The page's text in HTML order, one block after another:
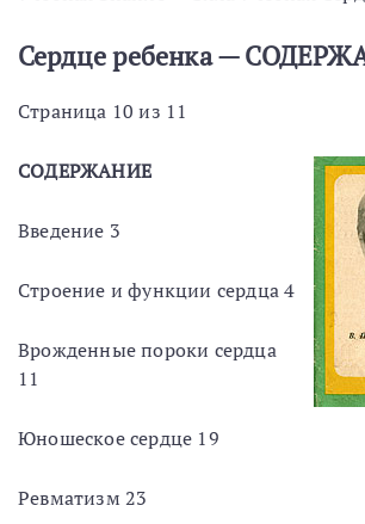
Сердце ребенка —
Страница 10 из 11
СОДЕРЖАНИЕ
Введение 3
Строение и функции сердца 4
Врожденные пороки сердца
11
Юношеское сердце 19
Ревматизм 23